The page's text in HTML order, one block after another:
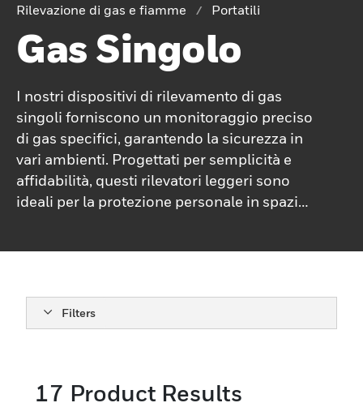
Rilevazione di gas e fiamme
Portatili
Gas Singolo
I nostri dispositivi di rilevamento di gas
singoli forniscono un monitoraggio preciso
di gas specifici, garantendo la sicurezza in
vari ambienti. Progettati per semplicità e
affidabilità, questi rilevatori leggeri sono
ideali per la protezione personale in spazi
aiutandoti a mantenere la conformità e a
proteggere la tua forza lavoro in modo
Filters
17 Product Results